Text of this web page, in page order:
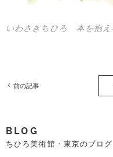
いわさきちひろ 本を抱
前の記事
BLOG
ちひろ美術館・東京のブログ